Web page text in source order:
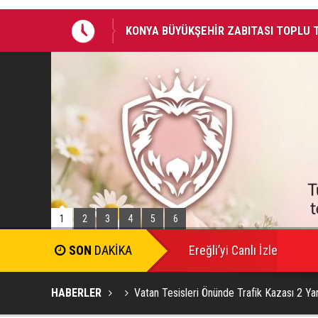
KONYA BÜYÜKŞEHİR ZABITASI TOPLU
KONYA BİSİKLET FESTİVALİ’NİN
1 2 3 4 5 6
SON DAKİKA Ereğli’yi Canlı İzle
HABERLER Vatan Tesisleri Önünde Trafik Kazası 2